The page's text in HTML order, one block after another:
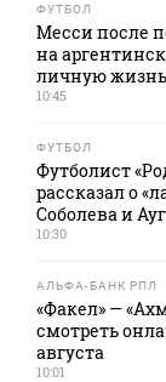
ФУТБОЛ
Месси после
на
личную жизнь
10:45
ФУТБОЛ
Футболист
рассказал о
Соболева и
10:30
АЛЬФА-БАНК РПЛ
«Факел» —
смотреть
августа
10:01